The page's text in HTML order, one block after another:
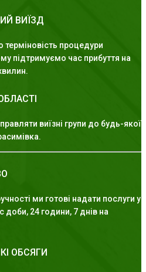
ВИЇЗД
терміновість процедури
підтримуємо час прибуття на
виїзні групи до будь-якої
ми готові надати послуги у
доби, 24 години, 7 днів на
ОБСЯГИ